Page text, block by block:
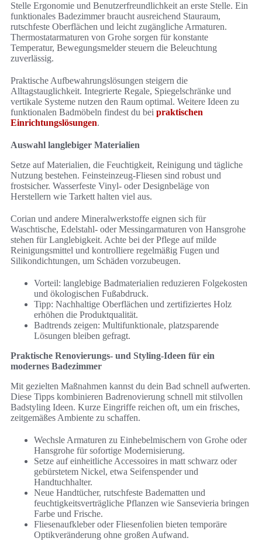
Stelle Ergonomie und Benutzerfreundlichkeit an erste Stelle. Ein
funktionales Badezimmer braucht ausreichend Stauraum,
rutschfeste Oberflächen und leicht zugängliche Armaturen.
Thermostatarmaturen von Grohe sorgen für konstante
Temperatur, Bewegungsmelder steuern die Beleuchtung
zuverlässig.
Praktische Aufbewahrungslösungen steigern die
Alltagstauglichkeit. Integrierte Regale, Spiegelschränke und
vertikale Systeme nutzen den Raum optimal. Weitere Ideen zu
funktionalen Badmöbeln findest du bei praktischen
Einrichtungslösungen.
Auswahl langlebiger Materialien
Setze auf Materialien, die Feuchtigkeit, Reinigung und tägliche
Nutzung bestehen. Feinsteinzeug-Fliesen sind robust und
frostsicher. Wasserfeste Vinyl- oder Designbeläge von
Herstellern wie Tarkett halten viel aus.
Corian und andere Mineralwerkstoffe eignen sich für
Waschtische, Edelstahl- oder Messingarmaturen von Hansgrohe
stehen für Langlebigkeit. Achte bei der Pflege auf milde
Reinigungsmittel und kontrolliere regelmäßig Fugen und
Silikondichtungen, um Schäden vorzubeugen.
Vorteil: langlebige Badmaterialien reduzieren Folgekosten
und ökologischen Fußabdruck.
Tipp: Nachhaltige Oberflächen und zertifiziertes Holz
erhöhen die Produktqualität.
Badtrends zeigen: Multifunktionale, platzsparende
Lösungen bleiben gefragt.
Praktische Renovierungs- und Styling-Ideen für ein
modernes Badezimmer
Mit gezielten Maßnahmen kannst du dein Bad schnell aufwerten.
Diese Tipps kombinieren Badrenovierung schnell mit stilvollen
Badstyling Ideen. Kurze Eingriffe reichen oft, um ein frisches,
zeitgemäßes Ambiente zu schaffen.
Wechsle Armaturen zu Einhebelmischern von Grohe oder
Hansgrohe für sofortige Modernisierung.
Setze auf einheitliche Accessoires in matt schwarz oder
gebürstetem Nickel, etwa Seifenspender und
Handtuchhalter.
Neue Handtücher, rutschfeste Badematten und
feuchtigkeitsverträgliche Pflanzen wie Sansevieria bringen
Farbe und Frische.
Fliesenaufkleber oder Fliesenfolien bieten temporäre
Optikveränderung ohne großen Aufwand.